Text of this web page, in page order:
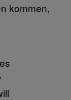
kommen,